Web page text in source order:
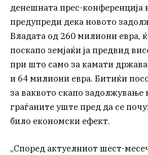
денешната прес-конференција
предупреди дека новото
Владата од 260 милиони евра,
поскапо земјаќи ја предвид
при што само за камати
и 64 милиони евра. Битиќи
за ваквото скапо задолжување
граѓаните уште пред да се
било економски ефект.
„Според актуелниот шест-